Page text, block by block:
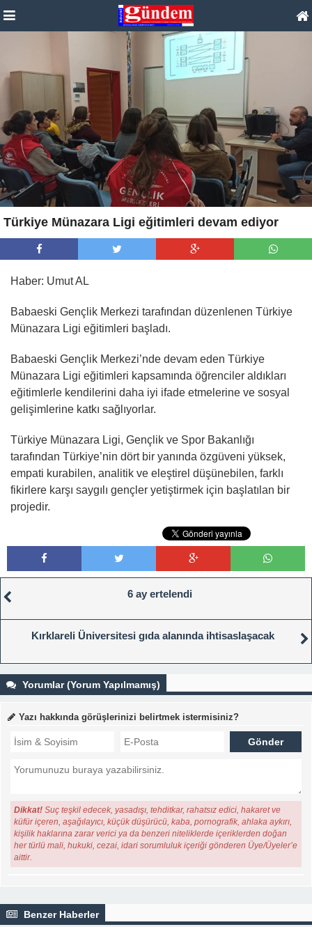
Türkiye Münazara Ligi eğitimleri devam ediyor
Haber: Umut AL
Babaeski Gençlik Merkezi tarafından düzenlenen Türkiye
Münazara Ligi eğitimleri başladı.
Babaeski Gençlik Merkezi’nde devam eden Türkiye
Münazara Ligi eğitimleri kapsamında öğrenciler aldıkları
eğitimlerle kendilerini daha iyi ifade etmelerine ve sosyal
gelişimlerine katkı sağlıyorlar.
Türkiye Münazara Ligi, Gençlik ve Spor Bakanlığı
tarafından Türkiye’nin dört bir yanında özgüveni yüksek,
empati kurabilen, analitik ve eleştirel düşünebilen, farklı
fikirlere karşı saygılı gençler yetiştirmek için başlatılan bir
projedir.
6 ay ertelendi
Kırklareli Üniversitesi gıda alanında ihtisaslaşacak
Yorumlar (Yorum Yapılmamış)
Yazı hakkında görüşlerinizi belirtmek istermisiniz?
Dikkat! Suç teşkil edecek, yasadışı, tehditkar, rahatsız edici, hakaret ve
küfür içeren, aşağılayıcı, küçük düşürücü, kaba, pornografik, ahlaka aykırı,
kişilik haklarına zarar verici ya da benzeri niteliklerde içeriklerden doğan
her türlü mali, hukuki, cezai, idari sorumluluk içeriği gönderen Üye/Üyeler’e
aittir.
Benzer Haberler